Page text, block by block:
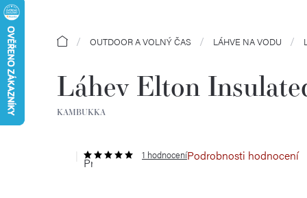
DomůOUTDOOR A VOLNÝ ČAS LÁHVE NA VODU
Láhev Elton
KAMBUKKA
Průměrné
hodnocení
1 hodnoceníPodrobnosti hodnocení